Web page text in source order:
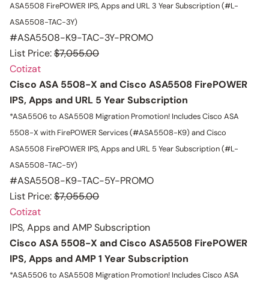
ASA5508 FirePOWER IPS, Apps and URL 3 Year Subscription (#L-
ASA5508-TAC-3Y)
#ASA5508-K9-TAC-3Y-PROMO
List Price:$7,055.00
Cotizat
Cisco ASA 5508-X and Cisco ASA5508 FirePOWER
IPS, Apps and URL 5 Year Subscription
*ASA5506 to ASA5508 Migration Promotion! Includes Cisco ASA
5508-X with FirePOWER Services (#ASA5508-K9) and Cisco
ASA5508 FirePOWER IPS, Apps and URL 5 Year Subscription (#L-
ASA5508-TAC-5Y)
#ASA5508-K9-TAC-5Y-PROMO
List Price:$7,055.00
Cotizat
IPS, Apps and AMP Subscription
Cisco ASA 5508-X and Cisco ASA5508 FirePOWER
IPS, Apps and AMP 1 Year Subscription
*ASA5506 to ASA5508 Migration Promotion! Includes Cisco ASA